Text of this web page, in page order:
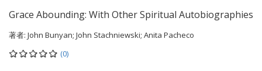
Grace Abounding: With Other Spiritual Autobiographies
著者: John Bunyan; John Stachniewski; Anita Pacheco
(0)